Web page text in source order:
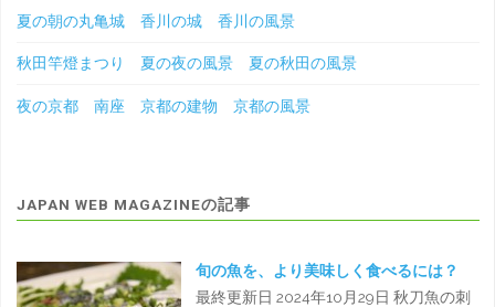
夏の朝の丸亀城 香川の城 香川の風景
秋田竿燈まつり 夏の夜の風景 夏の秋田の風景
夜の京都 南座 京都の建物 京都の風景
JAPAN WEB MAGAZINEの記事
旬の魚を、より美味しく食べるには？
最終更新日 2024年10月29日 秋刀魚の刺